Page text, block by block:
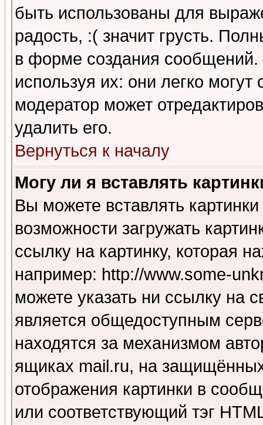
быть использованы для
радость, :( значит грусть.
в форме создания сообщений.
используя их: они легко
модератор может
удалить его.
Вернуться к началу
Могу ли я вставлять
Вы можете вставлять
возможности загружать
ссылку на картинку, которая
например: http://www.some-
можете указать ни ссылку на
является общедоступным
находятся за механизмом
ящиках mail.ru, на
отображения картинки в
или соответствующий тэг